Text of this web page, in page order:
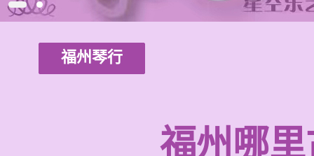
福州琴行
福州哪